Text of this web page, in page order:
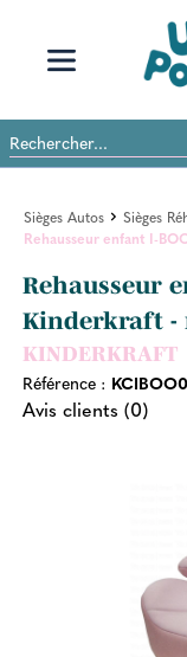
Sièges Autos
Sièges
Rehausseur enfant I-
Rehausseur
Kinderkraft -
KINDERKRAFT
Référence :
Avis clients (0)